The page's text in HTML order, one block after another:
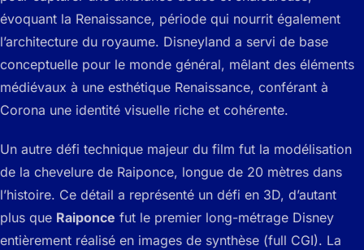
évoquant la Renaissance, période qui nourrit également
l’architecture du royaume. Disneyland a servi de base
conceptuelle pour le monde général, mêlant des éléments
médiévaux à une esthétique Renaissance, conférant à
Corona une identité visuelle riche et cohérente.
Un autre défi technique majeur du film fut la modélisation
de la chevelure de Raiponce, longue de 20 mètres dans
l’histoire. Ce détail a représenté un défi en 3D, d’autant
plus que Raiponce fut le premier long-métrage Disney
entièrement réalisé en images de synthèse (full CGI). La